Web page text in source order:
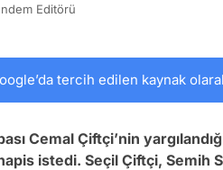
Editörü
tercih edilen kaynak
Cemal Çiftçi’nin
istedi. Seçil Çiftçi,